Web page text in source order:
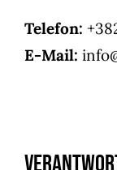
Telefon:
E-Mail: